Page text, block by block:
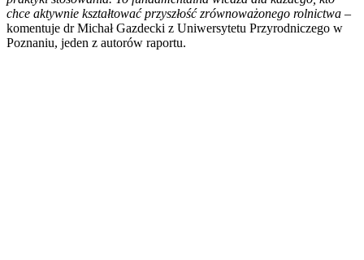
chce aktywnie kształtować przyszłość zrównoważonego rolnictwa –
komentuje dr Michał Gazdecki z Uniwersytetu Przyrodniczego w
Poznaniu, jeden z autorów raportu.